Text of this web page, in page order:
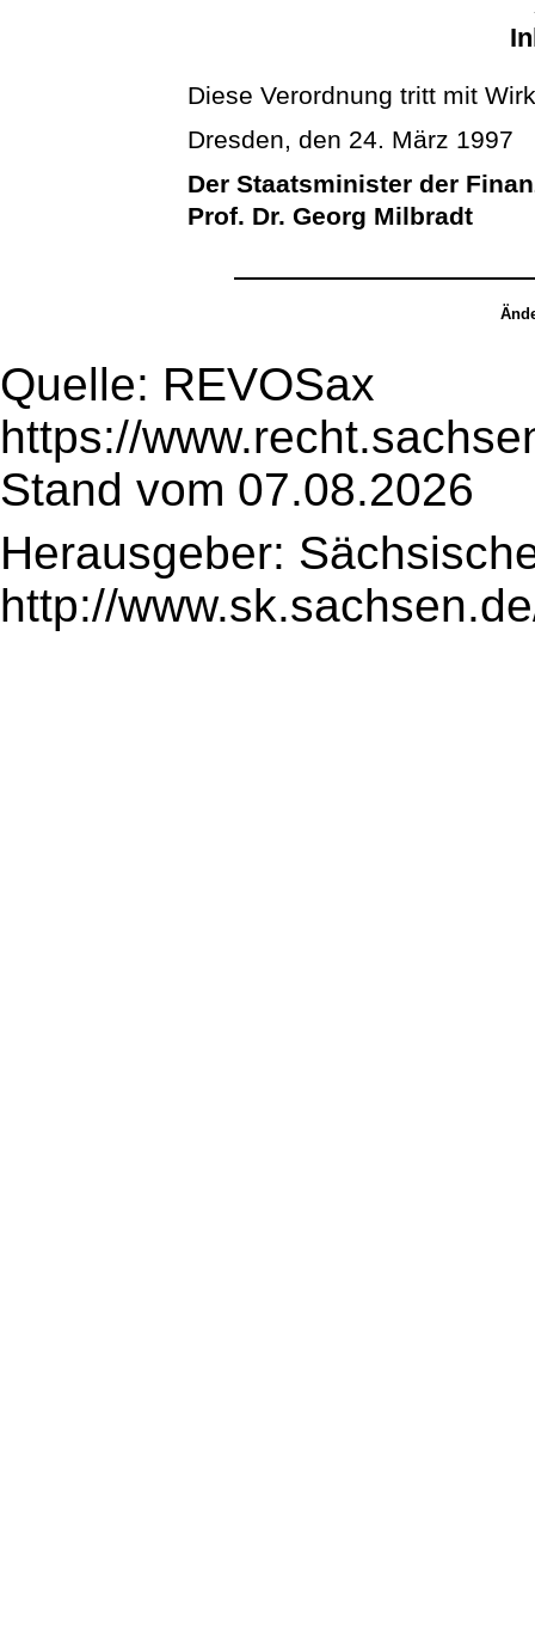
Diese Verordnung tritt mit
Dresden, den 24. März 1997
Der Staatsminister der
Prof. Dr. Georg Milbradt
Quelle: REVOSax
https://
Stand vom 07.08.2026
Herausgeber:
http://